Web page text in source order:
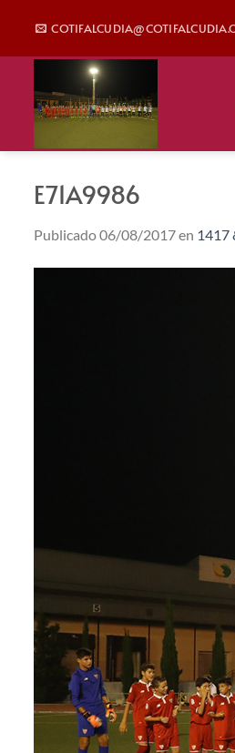
contenido
E71A9986
Publicado06/08/2017en 1417